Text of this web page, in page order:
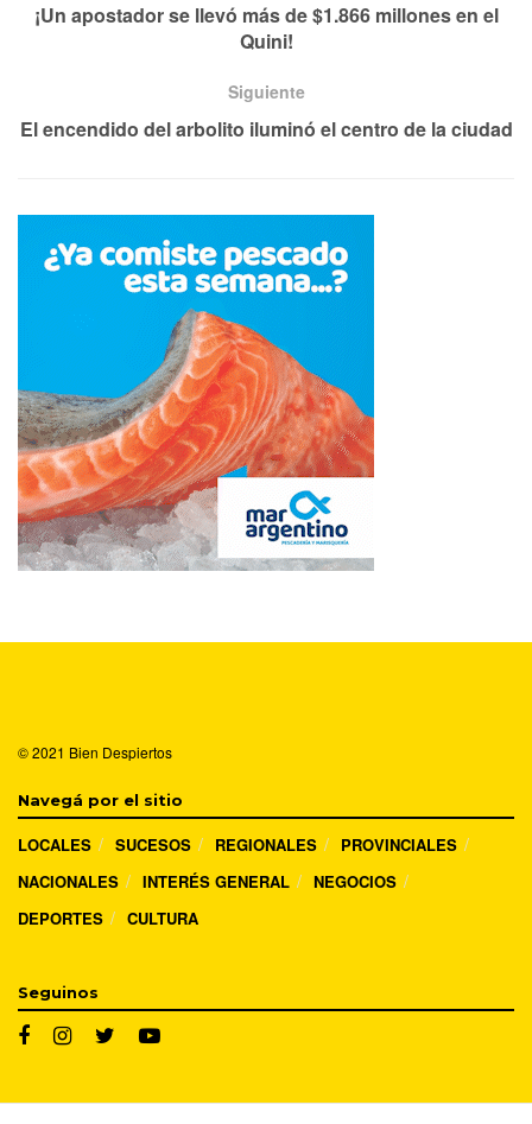
¡Un apostador se llevó más de $1.866 millones en el
Quini!
Siguiente
El encendido del arbolito iluminó el centro de la ciudad
© 2021 Bien Despiertos
Navegá por el sitio
LOCALES SUCESOS REGIONALES
PROVINCIALES
NACIONALES
INTERÉS GENERAL
NEGOCIOS
DEPORTES
CULTURA
Seguinos